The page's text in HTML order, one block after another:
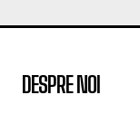
DESPRE NOI